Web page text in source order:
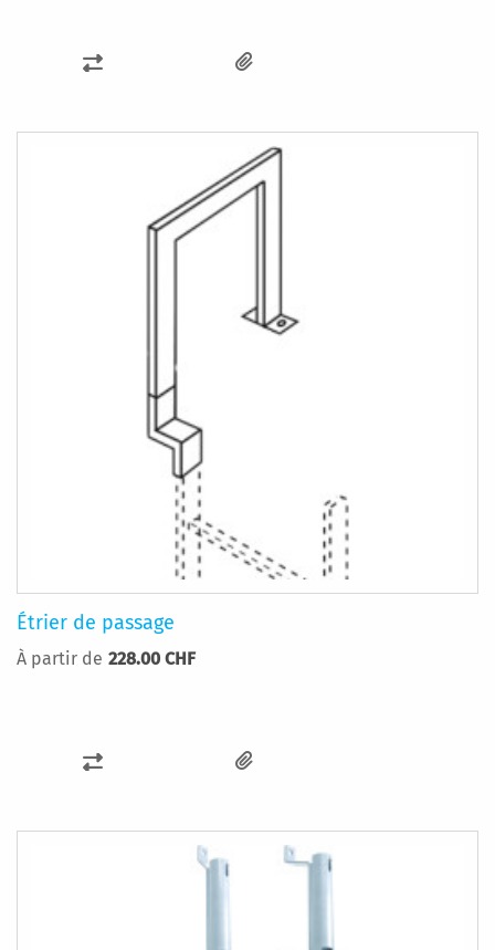
AJOUTER
COMPARATEUR
Étrier de passage
À partir de 228.00 CHF
AJOUTER
COMPARATEUR